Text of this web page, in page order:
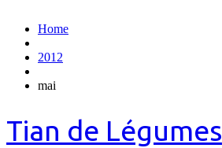
Home
2012
mai
Tian de Légumes